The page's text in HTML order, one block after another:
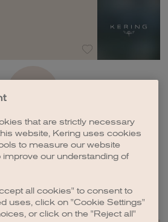
that are strictly necessary
website, Kering uses cookies
to measure our website
our understanding of
all cookies" to consent to
uses, click on "Cookie Settings"
or click on the "Reject all"